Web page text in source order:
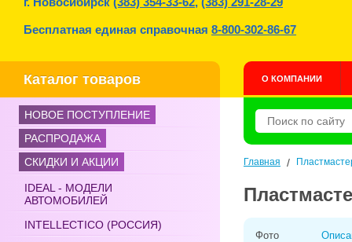
Бесплатная единая справочная 8-800-302-86-67
Каталог товаров О КОМПАНИИ
НОВОЕ ПОСТУПЛЕНИЕ
РАСПРОДАЖА
СКИДКИ И АКЦИИ
IDEAL - МОДЕЛИ
АВТОМОБИЛЕЙ
INTELLECTICO (РОССИЯ)
Главная /
Фото